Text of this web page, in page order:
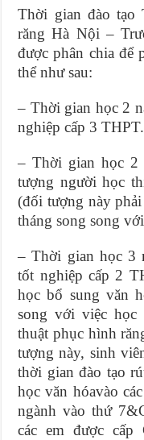
Thời gian đào tạo
răng Hà Nội –
được phân chia để
thể như sau:
– Thời gian học 2
nghiệp cấp 3 THPT.
– Thời gian học 2
tượng người học
(đối tượng này
tháng song song
– Thời gian học 3
tốt nghiệp cấp 2
học bổ sung văn
song với việc
thuật phục hình
tượng này, sinh
thời gian đào tạo
học văn hóavào
ngành vào thứ
các em được cấp